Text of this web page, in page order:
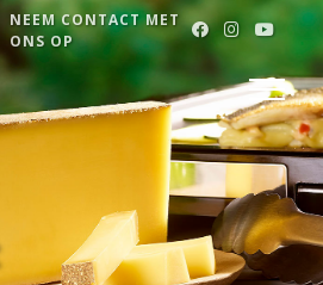
NEEM CONTACT MET
ONS OP
FACEBOOK